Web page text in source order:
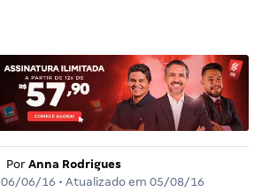
Por Anna Rodrigues
06/06/16 • Atualizado em 05/08/16